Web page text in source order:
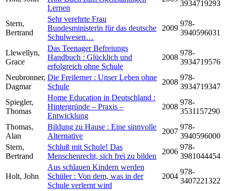
Lernen
3934719293
Stern,
Bertrand
Sehr verehrte Frau
Bundesministerin für das deutsche
Schulwesen…
2009
978-
3940596031
Llewellyn,
Grace
Das Teenager Befreiungs
Handbuch : Glücklich und
erfolgreich ohne Schule
2008
978-
3934719576
Neubronner,
Dagmar
Die Freilerner : Unser Leben ohne
Schule
2008
978-
3934719347
Spiegler,
Thomas
Home Education in Deutschland :
Hintergründe – Praxis –
Entwicklung
2008
978-
3531157290
Thomas,
Alan
Bildung zu Hause : Eine sinnvolle
Alternative
2007
978-
3940596000
Stern,
Bertrand
Schluß mit Schule! Das
Menschenrecht, sich frei zu bilden
2006
978-
3981044454
Holt, John
Aus schlauen Kindern werden
Schüler : Von dem, was in der
Schule verlernt wird
2004
978-
3407221322